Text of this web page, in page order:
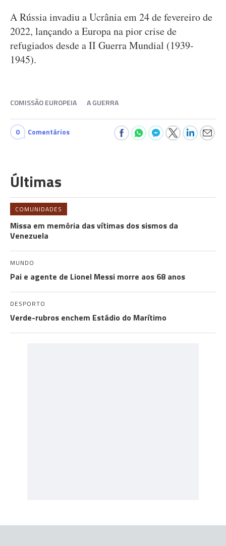
A Rússia invadiu a Ucrânia em 24 de fevereiro de
2022, lançando a Europa na pior crise de
refugiados desde a II Guerra Mundial (1939-
1945).
COMISSÃO EUROPEIA A GUERRA
0 Comentários
Últimas
COMUNIDADES
Missa em memória das vítimas dos sismos da
Venezuela
MUNDO
Pai e agente de Lionel Messi morre aos 68 anos
DESPORTO
Verde-rubros enchem Estádio do Marítimo